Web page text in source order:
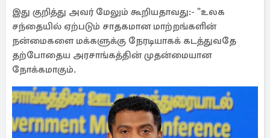
இது குறித்து அவர் மேலும் கூறியதாவது:- "உலக
சந்தையில் ஏற்படும் சாதகமான மாற்றங்களின்
நன்மைகளை மக்களுக்கு நேரடியாகக் கடத்துவதே
தற்போதைய அரசாங்கத்தின் முதன்மையான
நோக்கமாகும்.